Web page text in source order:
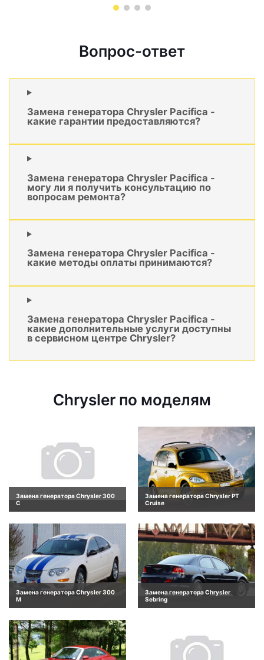
Вопрос-ответ
Замена генератора Chrysler Pacifica -
какие гарантии предоставляются?
Замена генератора Chrysler Pacifica -
могу ли я получить консультацию по
вопросам ремонта?
Замена генератора Chrysler Pacifica -
какие методы оплаты принимаются?
Замена генератора Chrysler Pacifica -
какие дополнительные услуги доступны
в сервисном центре Chrysler?
Chrysler по моделям
Замена генератора Chrysler 300
C
Замена генератора Chrysler PT
Cruise
Замена генератора Chrysler 300
M
Замена генератора Chrysler
Sebring